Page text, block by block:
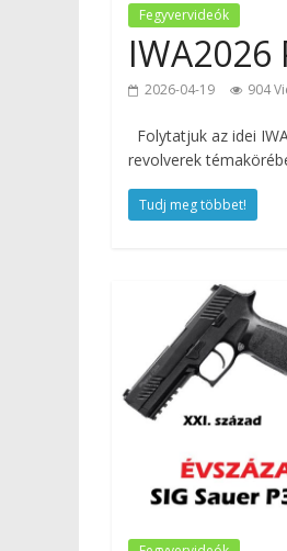
Fegyvervideók
IWA2026
2026-04-19 904
Folytatjuk az idei
revolverek
Tudj meg többet!